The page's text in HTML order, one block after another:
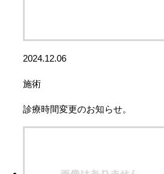
2024.12.06
施術
診療時間変更のお知らせ。